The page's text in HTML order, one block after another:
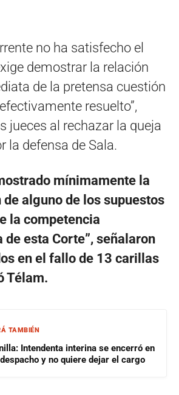
no ha satisfecho el
demostrar la relación
de la pretensa cuestión
resuelto”,
jueces al rechazar la queja
la defensa de Sala.
mínimamente la
alguno de los supuestos
la competencia
esta Corte”, señalaron
en el fallo de 13 carillas
Télam.
TAMBIÉN
Intendenta interina se encerró en
y no quiere dejar el cargo